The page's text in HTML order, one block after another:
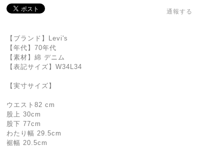
通報する
【ブランド】Levi's
【年代】70年代
【素材】綿 デニム
【表記サイズ】W34L34
【実寸サイズ】
ウエスト82 cm
股上 30cm
股下 77cm
わたり幅 29.5cm
裾幅 20.5cm